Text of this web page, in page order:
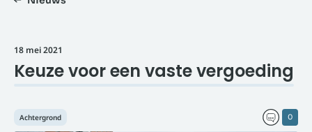
18 mei 2021
Keuze voor een vaste vergoeding
0
Achtergrond